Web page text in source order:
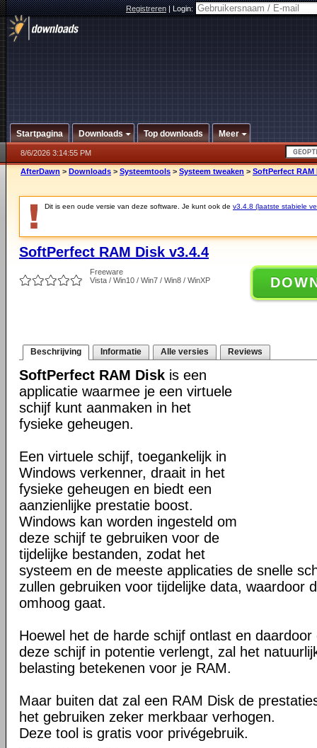
Registreren|Login:
Startpagina Downloads Top downloads Meer
8/6/2026 3:14:55 PM
AfterDawn > Downloads > Systeemtools > Systeem tweaken > SoftPerfect RAM
Dit is een oude versie van deze software. Je kunt ook de v3.4.8 (laatste stabiele
SoftPerfect RAM Disk v3.4.4
Freeware
Vista / Win10 / Win7 / Win8 / WinXP
Beschrijving Informatie Alle versies Reviews
SoftPerfect RAM Disk is een
applicatie waarmee je een virtuele
schijf kunt aanmaken in het
fysieke geheugen.
Een virtuele schijf, toegankelijk in
Windows verkenner, draait in het
fysieke geheugen en biedt een
aanzienlijke prestatie boost.
Windows kan worden ingesteld om
deze schijf te gebruiken voor de
tijdelijke bestanden, zodat het
systeem en de meeste applicaties de snelle
zullen gebruiken voor tijdelijke data, waardoor
omhoog gaat.
Hoewel het de harde schijf ontlast en
deze schijf in potentie verlengt, zal het
belasting betekenen voor je RAM.
Maar buiten dat zal een RAM Disk de
het gebruiken zeker merkbaar verhogen.
Deze tool is gratis voor privégebruik.